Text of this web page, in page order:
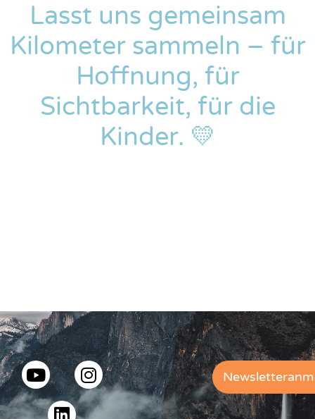
Lasst uns gemeinsam
Kilometer sammeln – für
Hoffnung, für
Sichtbarkeit, für die
Kinder. 💛